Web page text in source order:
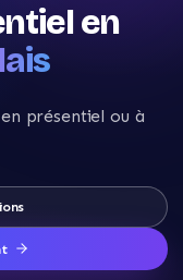
en
présentiel ou à